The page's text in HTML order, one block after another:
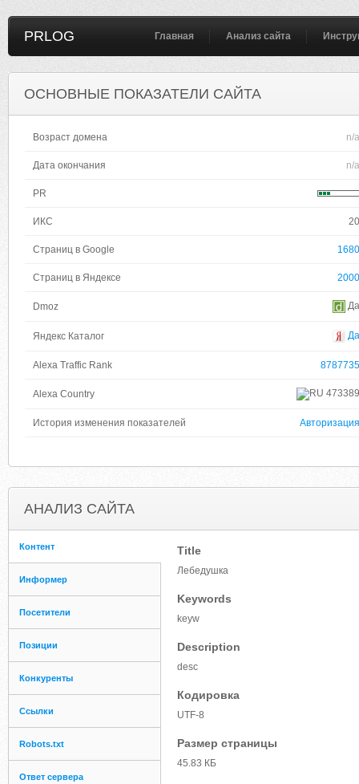
PRLOG Главная Анализ сайта
ОСНОВНЫЕ ПОКАЗАТЕЛИ САЙТА
Возраст домена n/a
Дата окончания n/a
PR
ИКС 20
Страниц в Google 1680
Страниц в Яндексе 2000
Dmoz Да
Яндекс Каталог Да
Alexa Traffic Rank 8787735
Alexa Country 473389
История изменения показателей Авторизация
АНАЛИЗ САЙТА
Контент
Информер
Посетители
Позиции
Конкуренты
Ссылки
Robots.txt
Ответ сервера
Title
Лебедушка
Keywords
keyw
Description
desc
Кодировка
UTF-8
Размер страницы
45.83 КБ